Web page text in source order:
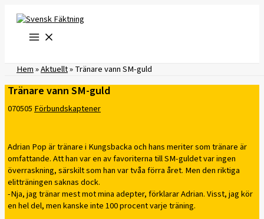
innehåll
Hem»Aktuellt»Tränare vann SM-guld
Tränare vann SM-guld
070505Förbundskaptener
Adrian Pop är tränare i Kungsbacka och hans meriter som tränare är
omfattande. Att han var en av favoriterna till SM-guldet var ingen
överraskning, särskilt som han var tvåa förra året. Men den riktiga
elitträningen saknas dock.
-Nja, jag tränar mest mot mina adepter, förklarar Adrian. Visst, jag kör
en hel del, men kanske inte 100 procent varje träning.